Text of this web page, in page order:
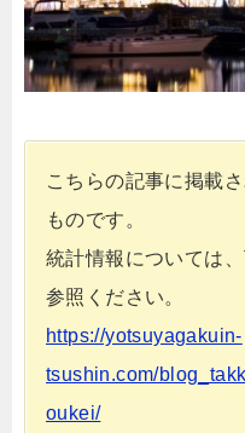
こちらの記事に掲載
ものです。
統計情報については
参照ください。
https://yotsuyagakuin-
tsushin.com/
oukei/